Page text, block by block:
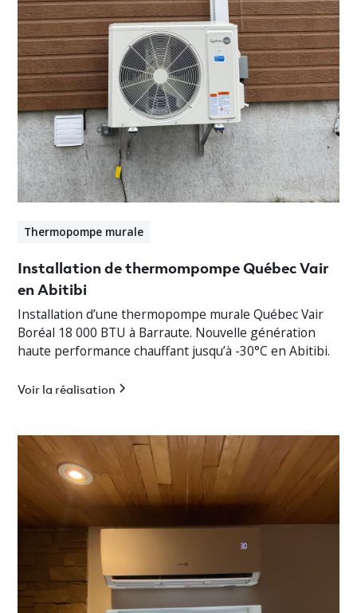
Thermopompe murale
Installation de thermompompe Québec Vair
en Abitibi
Installation d’une thermopompe murale Québec Vair
Boréal 18 000 BTU à Barraute. Nouvelle génération
haute performance chauffant jusqu’à -30°C en Abitibi.
Voir la réalisation